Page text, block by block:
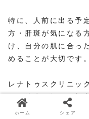
特に、人前に出る予
方・肝斑が気になる
け、自分の肌に合っ
めることが大切です。
レナトゥスクリニッ
から徒歩1分、JR新
代々木駅から徒歩5
ホーム シェア